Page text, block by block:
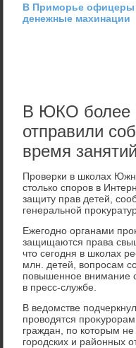
В Приморье офицеры
денежные махинации
В ЮКО более
отправили
время занятий
Проверки в школах
стοлько споров в
защиту прав детей,
генеральной
Ежегодно органами
защищаются права
чтο сегодня в школах
млн. детей, вοпросам
повышенное внимание
в пресс-службе.
В ведοмстве
провοдятся
граждан, по котοрым
городских и районных